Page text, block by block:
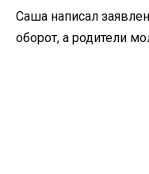
Саша написал
оборот, а родители